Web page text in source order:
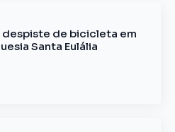
despiste de bicicleta em
Santa Eulália